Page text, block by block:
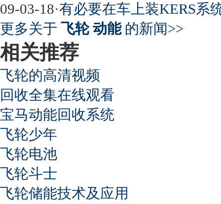
09-03-18·有必要在车上装KERS系
更多关于 飞轮 动能的新闻>>
相关推荐
飞轮的高清视频
回收全集在线观看
宝马动能回收系统
飞轮少年
飞轮电池
飞轮斗士
飞轮储能技术及应用